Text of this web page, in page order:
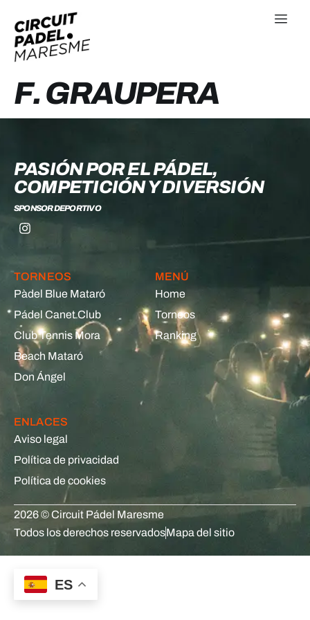
F. GRAUPERA
PASIÓN POR EL PÁDEL,
COMPETICIÓN Y DIVERSIÓN
SPONSOR DEPORTIVO
TORNEOS
Pàdel Blue Mataró
Pádel Canet Club
Club Tennis Mora
Beach Mataró
Don Ángel
MENÚ
Home
Torneos
Ranking
ENLACES
Aviso legal
Política de privacidad
Política de cookies
2026 © Circuit Pádel Maresme
Todos los derechos reservadosMapa del sitio
ES